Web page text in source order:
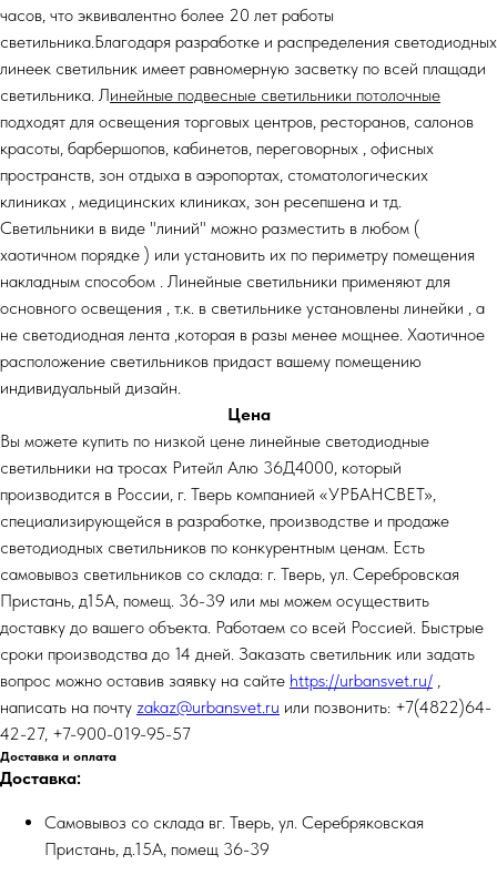
часов, что эквивалентно более 20 лет работы
светильника.Благодаря разработке и распределения светодиодных
линеек светильник имеет равномерную засветку по всей плащади
светильника. Линейные подвесные светильники потолочные
подходят для освещения торговых центров, ресторанов, салонов
красоты, барбершопов, кабинетов, переговорных , офисных
пространств, зон отдыха в аэропортах, стоматологических
клиниках , медицинских клиниках, зон ресепшена и тд.
Светильники в виде "линий" можно разместить в любом (
хаотичном порядке ) или установить их по периметру помещения
накладным способом . Линейные светильники применяют для
основного освещения , т.к. в светильнике установлены линейки , а
не светодиодная лента ,которая в разы менее мощнее. Хаотичное
расположение светильников придаст вашему помещению
индивидуальный дизайн.
Цена
Вы можете купить по низкой цене линейные светодиодные
светильники на тросах Ритейл Алю 36Д4000, который
производится в России, г. Тверь компанией «УРБАНСВЕТ»,
специализирующейся в разработке, производстве и продаже
светодиодных светильников по конкурентным ценам. Есть
самовывоз светильников со склада: г. Тверь, ул. Серебровская
Пристань, д15А, помещ. 36-39 или мы можем осуществить
доставку до вашего объекта. Работаем со всей Россией. Быстрые
сроки производства до 14 дней. Заказать светильник или задать
вопрос можно оставив заявку на сайте https://urbansvet.ru/ ,
написать на почту zakaz@urbansvet.ru или позвонить: +7(4822)64-
42-27, +7-900-019-95-57
Доставка и оплата
Доставка:
Самовывоз со склада вг. Тверь, ул. Серебряковская
Пристань, д.15А, помещ 36-39